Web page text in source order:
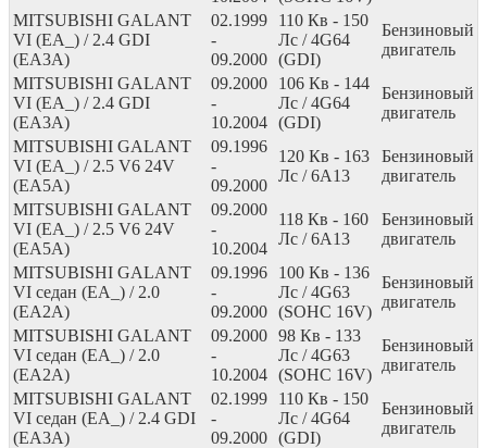
MITSUBISHI GALANT
VI (EA_) / 2.4 GDI
(EA3A)
02.1999
-
09.2000
110 Кв - 150
Лс / 4G64
(GDI)
Бензиновый
двигатель
MITSUBISHI GALANT
VI (EA_) / 2.4 GDI
(EA3A)
09.2000
-
10.2004
106 Кв - 144
Лс / 4G64
(GDI)
Бензиновый
двигатель
MITSUBISHI GALANT
VI (EA_) / 2.5 V6 24V
(EA5A)
09.1996
-
09.2000
120 Кв - 163
Лс / 6A13
Бензиновый
двигатель
MITSUBISHI GALANT
VI (EA_) / 2.5 V6 24V
(EA5A)
09.2000
-
10.2004
118 Кв - 160
Лс / 6A13
Бензиновый
двигатель
MITSUBISHI GALANT
VI седан (EA_) / 2.0
(EA2A)
09.1996
-
09.2000
100 Кв - 136
Лс / 4G63
(SOHC 16V)
Бензиновый
двигатель
MITSUBISHI GALANT
VI седан (EA_) / 2.0
(EA2A)
09.2000
-
10.2004
98 Кв - 133
Лс / 4G63
(SOHC 16V)
Бензиновый
двигатель
MITSUBISHI GALANT
VI седан (EA_) / 2.4 GDI
(EA3A)
02.1999
-
09.2000
110 Кв - 150
Лс / 4G64
(GDI)
Бензиновый
двигатель